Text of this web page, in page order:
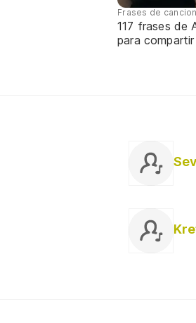
Frases de
117 frases de
para